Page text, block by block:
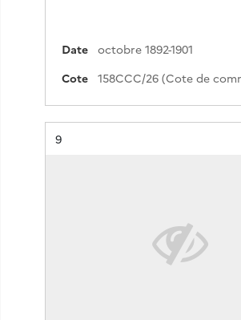
Date
octobre 1892-1901
Cote
158CCC/26 (Cote de
Résultat n°
9